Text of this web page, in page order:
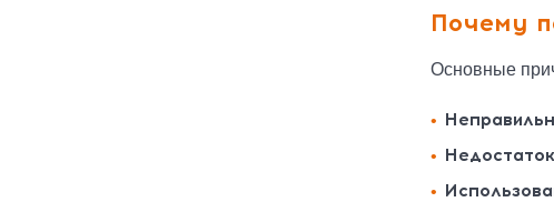
Почему
Основные